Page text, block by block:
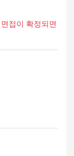
접이 확정되면